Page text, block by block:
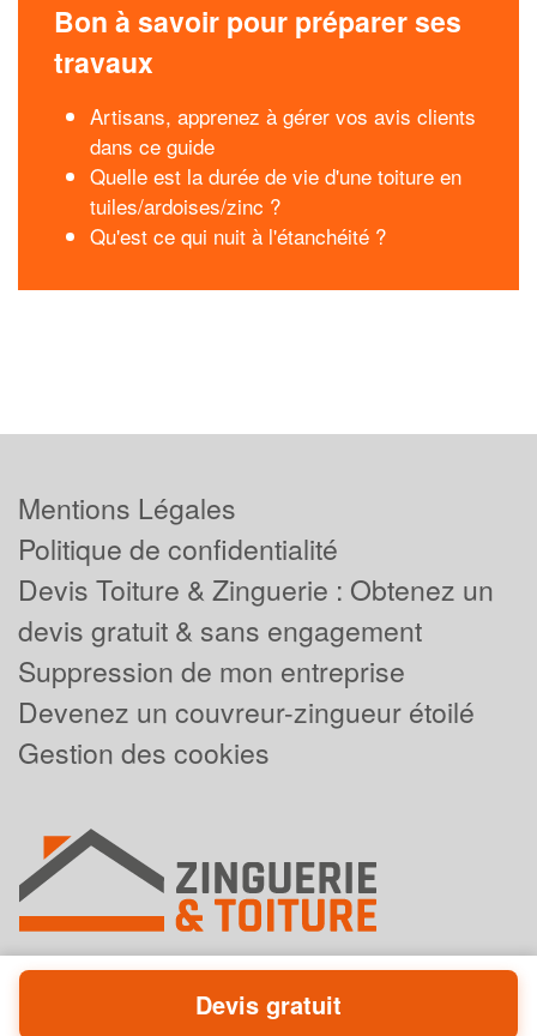
Bon à savoir pour préparer ses
travaux
Artisans, apprenez à gérer vos avis clients
dans ce guide
Quelle est la durée de vie d'une toiture en
tuiles/ardoises/zinc ?
Qu'est ce qui nuit à l'étanchéité ?
Mentions Légales
Politique de confidentialité
Devis Toiture & Zinguerie : Obtenez un
devis gratuit & sans engagement
Suppression de mon entreprise
Devenez un couvreur-zingueur étoilé
Gestion des cookies
Powered byPlus que pro
Devis gratuit